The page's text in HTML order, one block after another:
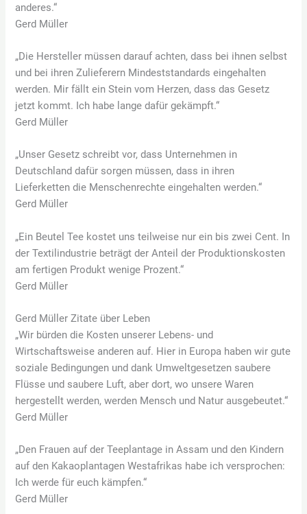
anderes.“
Gerd Müller
„Die Hersteller müssen darauf achten, dass bei ihnen selbst
und bei ihren Zulieferern Mindeststandards eingehalten
werden. Mir fällt ein Stein vom Herzen, dass das Gesetz
jetzt kommt. Ich habe lange dafür gekämpft.“
Gerd Müller
„Unser Gesetz schreibt vor, dass Unternehmen in
Deutschland dafür sorgen müssen, dass in ihren
Lieferketten die Menschenrechte eingehalten werden.“
Gerd Müller
„Ein Beutel Tee kostet uns teilweise nur ein bis zwei Cent. In
der Textilindustrie beträgt der Anteil der Produktionskosten
am fertigen Produkt wenige Prozent.“
Gerd Müller
Gerd Müller Zitate über Leben
„Wir bürden die Kosten unserer Lebens- und
Wirtschaftsweise anderen auf. Hier in Europa haben wir gute
soziale Bedingungen und dank Umweltgesetzen saubere
Flüsse und saubere Luft, aber dort, wo unsere Waren
hergestellt werden, werden Mensch und Natur ausgebeutet.“
Gerd Müller
„Den Frauen auf der Teeplantage in Assam und den Kindern
auf den Kakaoplantagen Westafrikas habe ich versprochen:
Ich werde für euch kämpfen.“
Gerd Müller